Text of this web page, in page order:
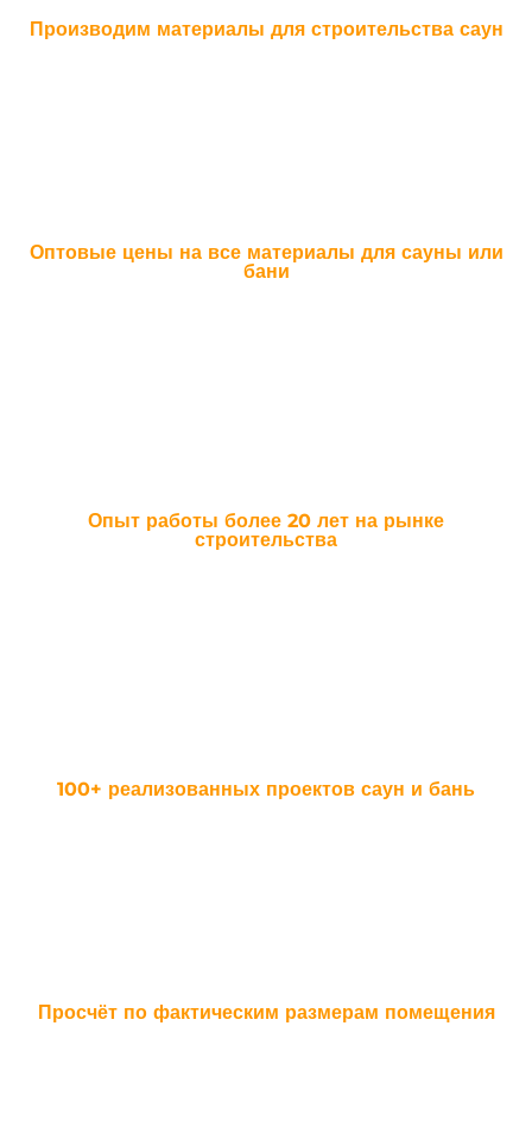
Производим материалы для строительства саун
Оптовые цены на все материалы для сауны или
бани
Опыт работы более 20 лет на рынке
строительства
100+ реализованных проектов саун и бань
Просчёт по фактическим размерам помещения